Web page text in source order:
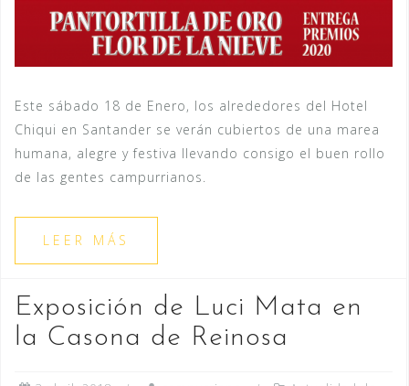
Este sábado 18 de Enero, los alrededores del Hotel
Chiqui en Santander se verán cubiertos de una marea
humana, alegre y festiva llevando consigo el buen rollo
de las gentes campurrianos.
LEER MÁS
Exposición de Luci Mata en
la Casona de Reinosa